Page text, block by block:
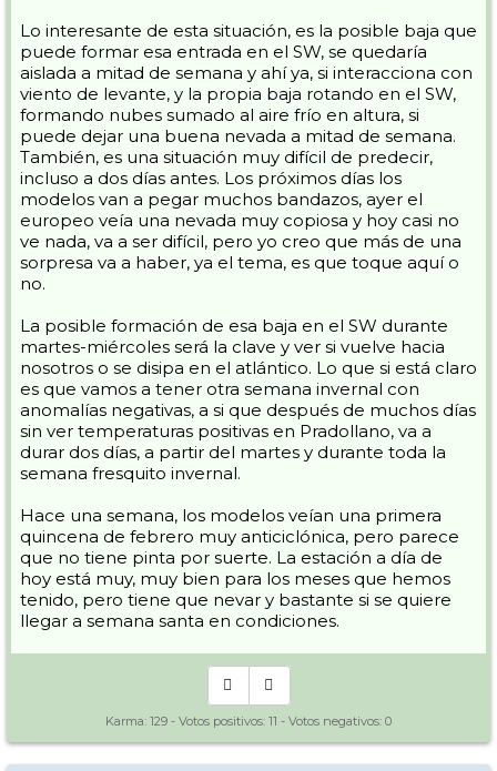
Lo interesante de esta situación, es la posible baja que
puede formar esa entrada en el SW, se quedaría
aislada a mitad de semana y ahí ya, si interacciona con
viento de levante, y la propia baja rotando en el SW,
formando nubes sumado al aire frío en altura, si
puede dejar una buena nevada a mitad de semana.
También, es una situación muy difícil de predecir,
incluso a dos días antes. Los próximos días los
modelos van a pegar muchos bandazos, ayer el
europeo veía una nevada muy copiosa y hoy casi no
ve nada, va a ser difícil, pero yo creo que más de una
sorpresa va a haber, ya el tema, es que toque aquí o
no.
La posible formación de esa baja en el SW durante
martes-miércoles será la clave y ver si vuelve hacia
nosotros o se disipa en el atlántico. Lo que si está claro
es que vamos a tener otra semana invernal con
anomalías negativas, a si que después de muchos días
sin ver temperaturas positivas en Pradollano, va a
durar dos días, a partir del martes y durante toda la
semana fresquito invernal.
Hace una semana, los modelos veían una primera
quincena de febrero muy anticiclónica, pero parece
que no tiene pinta por suerte. La estación a día de
hoy está muy, muy bien para los meses que hemos
tenido, pero tiene que nevar y bastante si se quiere
llegar a semana santa en condiciones.
Karma: 129 - Votos positivos: 11 - Votos negativos: 0